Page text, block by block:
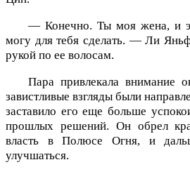
— Конечно. Ты моя жена, и
могу для тебя сделать. — Ли
рукой по ее волосам.
Пара привлекала внимание
завистливые взгляды были
заставило его еще больше
прошлых решений. Он обрел
власть в Полюсе Огня, и
улучшаться.